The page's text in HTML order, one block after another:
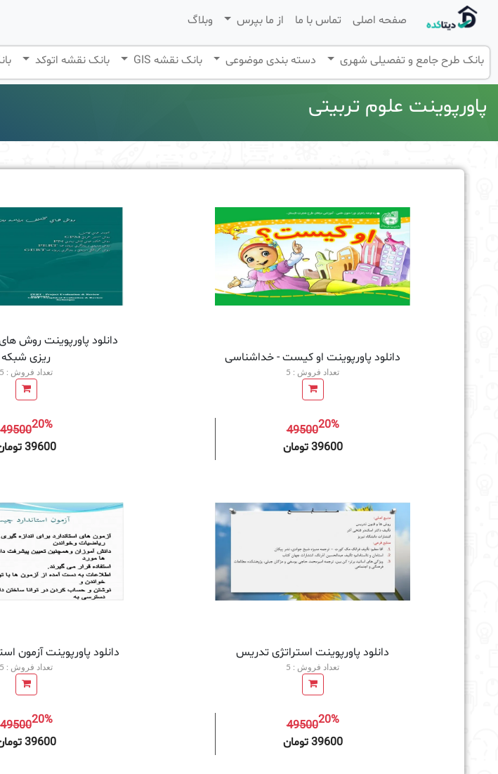
صفحه اصلی تماس با ما از ما بپرس وبلاگ
بانک طرح جامع و تفصیلی شهری دسته بندی موضوعی بانک نقشه GIS بانک نقشه اتوکد
پاورپوینت علوم تربیتی
دانلود پاورپوینت او کیست - خداشناسی
تعداد فروش : 5
4950020%
39600 تومان
دانلود پاورپوینت روش
ريزی شبكه
تعداد فروش : 5
4950020%
39600 تومان
دانلود پاورپوینت استراتژی تدریس
تعداد فروش : 5
4950020%
39600 تومان
دانلود پاورپوینت آزمون
تعداد فروش : 5
4950020%
39600 تومان